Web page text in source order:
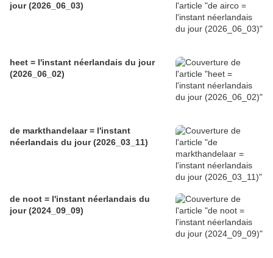
jour (2026_06_03)
heet = l'instant néerlandais du jour
(2026_06_02)
de markthandelaar = l'instant
néerlandais du jour (2026_03_11)
de noot = l'instant néerlandais du
jour (2024_09_09)